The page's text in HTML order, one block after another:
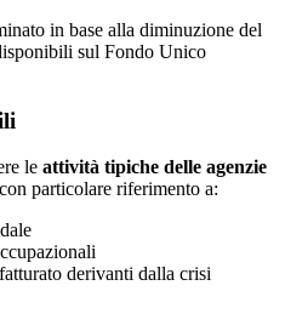
in base alla diminuzione del
sul Fondo Unico
le attività tipiche delle agenzie
particolare riferimento a:
derivanti dalla crisi